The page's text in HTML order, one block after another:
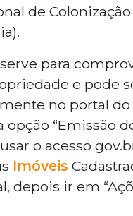
de Colonização
para
e pode
no portal do
“Emissão do
o acesso
Imóveis
depois ir em